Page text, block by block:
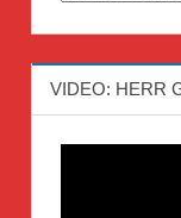
VIDEO: HERR